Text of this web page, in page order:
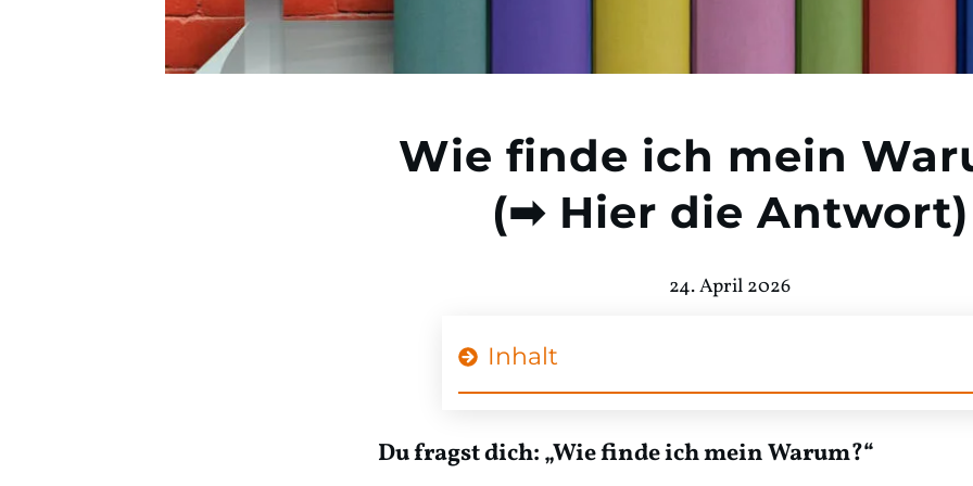
Wie finde ich mein
(➡ Hier die Antwort)
24. April 2026
Inhalt
Du fragst dich: „Wie finde ich mein Warum?“